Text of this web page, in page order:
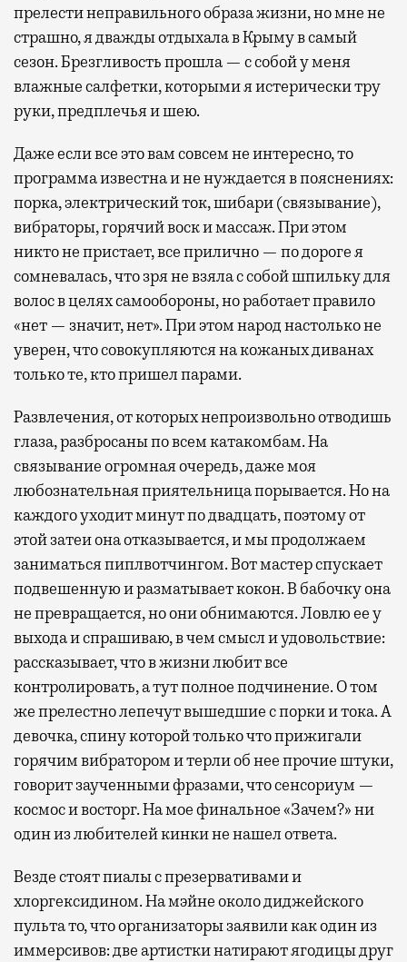
прелести неправильного образа жизни, но мне не
страшно, я дважды отдыхала в Крыму в самый
сезон. Брезгливость прошла — с собой у меня
влажные салфетки, которыми я истерически тру
руки, предплечья и шею.
Даже если все это вам совсем не интересно, то
программа известна и не нуждается в пояснениях:
порка, электрический ток, шибари (связывание),
вибраторы, горячий воск и массаж. При этом
никто не пристает, все прилично — по дороге я
сомневалась, что зря не взяла с собой шпильку для
волос в целях самообороны, но работает правило
«нет — значит, нет». При этом народ настолько не
уверен, что совокупляются на кожаных диванах
только те, кто пришел парами.
Развлечения, от которых непроизвольно отводишь
глаза, разбросаны по всем катакомбам. На
связывание огромная очередь, даже моя
любознательная приятельница порывается. Но на
каждого уходит минут по двадцать, поэтому от
этой затеи она отказывается, и мы продолжаем
заниматься пиплвотчингом. Вот мастер спускает
подвешенную и разматывает кокон. В бабочку она
не превращается, но они обнимаются. Ловлю ее у
выхода и спрашиваю, в чем смысл и удовольствие:
рассказывает, что в жизни любит все
контролировать, а тут полное подчинение. О том
же прелестно лепечут вышедшие с порки и тока. А
девочка, спину которой только что прижигали
горячим вибратором и терли об нее прочие штуки,
говорит заученными фразами, что сенсориум —
космос и восторг. На мое финальное «Зачем?» ни
один из любителей кинки не нашел ответа.
Везде стоят пиалы с презервативами и
хлоргексидином. На мэйне около диджейского
пульта то, что организаторы заявили как один из
иммерсивов: две артистки натирают ягодицы друг